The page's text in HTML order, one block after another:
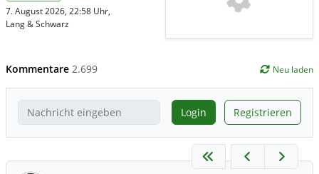
7. August 2026, 22:58 Uhr,
Lang & Schwarz
Kommentare 2.699 Neu laden
Login Registrieren